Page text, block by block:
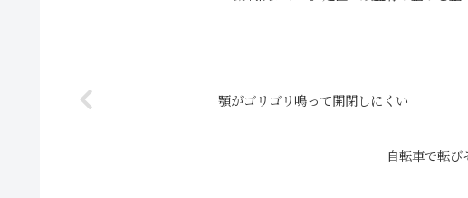
顎がゴリゴリ鳴って開閉しにくい
自転車で転